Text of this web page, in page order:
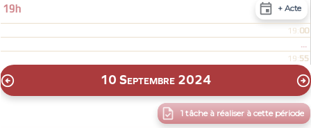
19h  + Acte
19:00
19:55
 10 Septembre 2024 
 1 tâche à réaliser à cette période